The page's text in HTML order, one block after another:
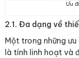
Ưu
2.1. Đa dạng về
Một trong những
là tính linh hoạt và